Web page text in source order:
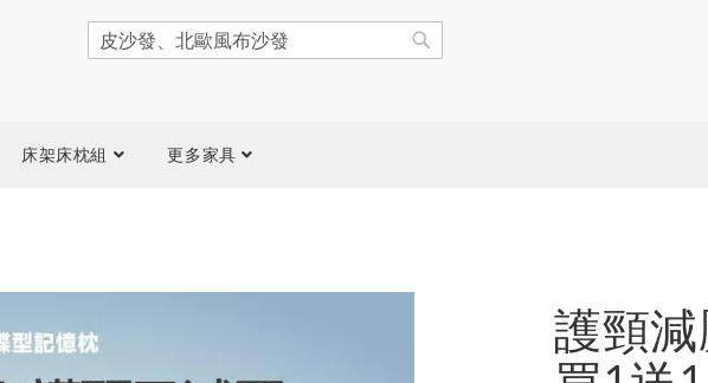
搜
尋
床架床枕組 更多家具
圖
護頸減